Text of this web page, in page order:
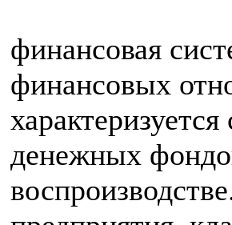
финансовая
финансовых
денежных